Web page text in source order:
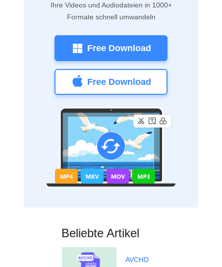
Ihre Videos und Audiodateien in 1000+
Formate schnell umwandeln
Free Download
Free Download
Beliebte Artikel
AVCHD